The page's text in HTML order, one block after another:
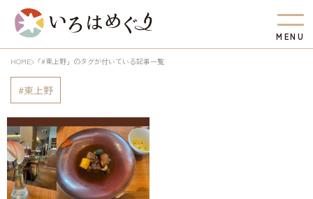
M EN U
HOME 「#東上野」のタグが付いている記事一覧
東上野